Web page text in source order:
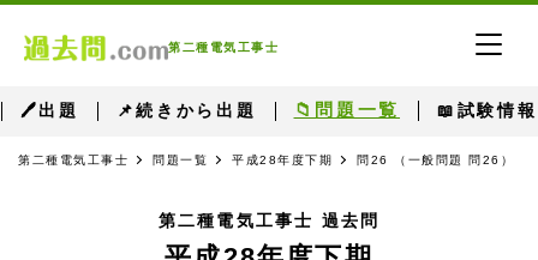
第二種電気工事士
🖊出題 📌続きから出題 📁問題一覧 📖試験情報
第二種電気工事士 問題一覧 平成28年度下期 問26 （一般問題 問26）
第二種電気工事士 過去問